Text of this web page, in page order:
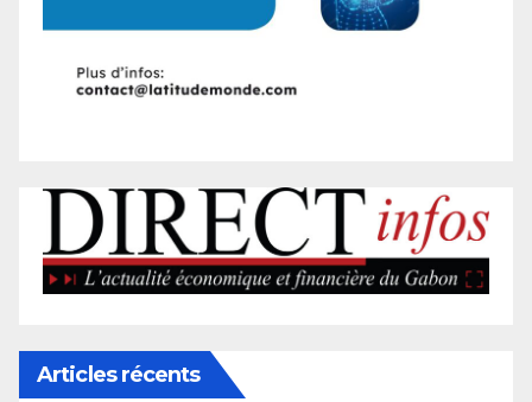
Articles récents